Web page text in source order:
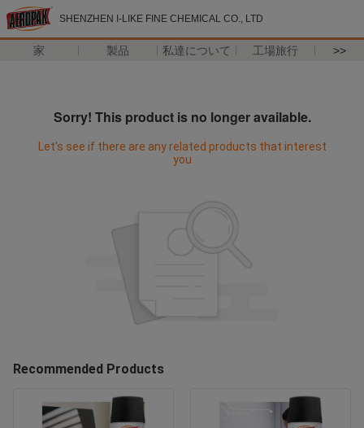
SHENZHEN I-LIKE FINE CHEMICAL CO., LTD
家 製品 私達について 工場旅行 >>
Sorry! This product is no longer available.
Let's see if there are any related products that interest
you
Recommended Products